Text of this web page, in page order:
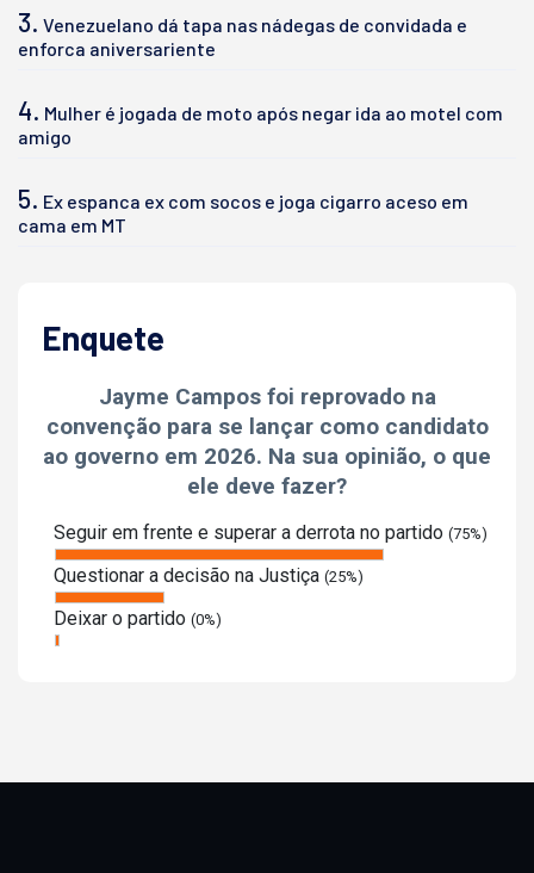
3. Venezuelano dá tapa nas nádegas de convidada e
enforca aniversariente
4. Mulher é jogada de moto após negar ida ao motel com
amigo
5. Ex espanca ex com socos e joga cigarro aceso em
cama em MT
Enquete
Jayme Campos foi reprovado na
convenção para se lançar como candidato
ao governo em 2026. Na sua opinião, o que
ele deve fazer?
Seguir em frente e superar a derrota no partido (75%)
Questionar a decisão na Justiça (25%)
Deixar o partido (0%)